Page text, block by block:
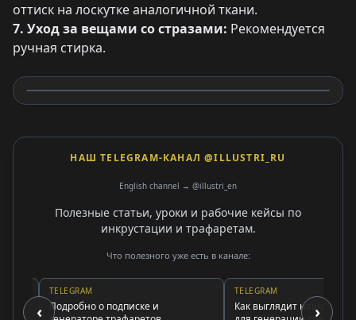
оттиск на лоскутке аналогичной ткани.
7. Уход за вещами со стразами: Рекомендуется
ручная стирка.
НАШ TELEGRAM-КАНАЛ @ILLUSTRI_RU
English channel → @illustri_en
Полезные статьи, уроки и рабочие кейсы по
инкрустации и трафаретам.
Что полезного уже есть в канале:
‹
TELEGRAM
Подробно о подписке и
TELEGRAM
Как выглядит наша ›